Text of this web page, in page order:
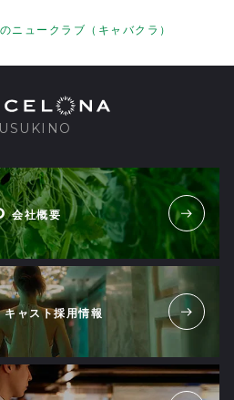
ニュークラブ（キャバクラ）
会社概要
キャスト採用情報